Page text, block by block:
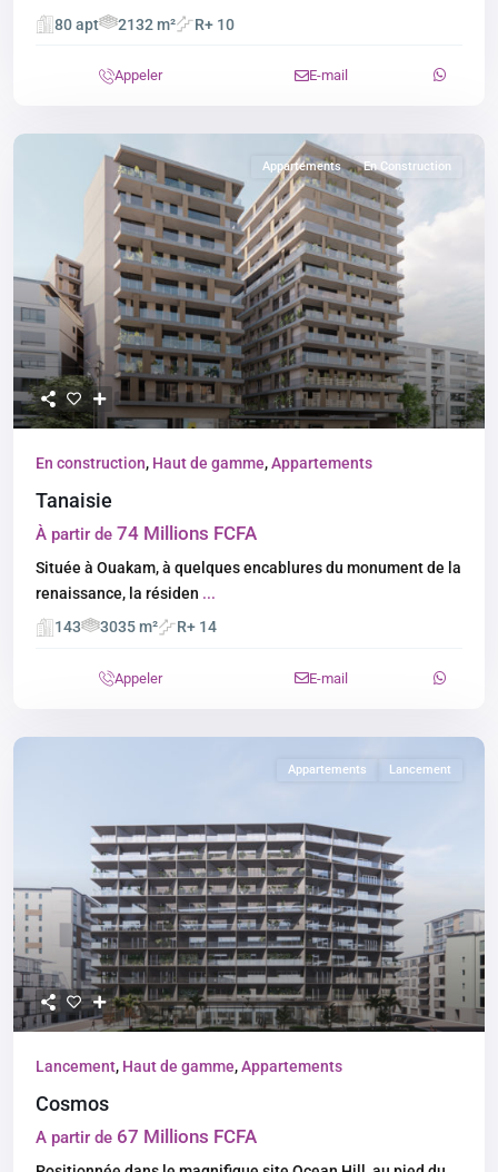
80 apt
2132 m² R+ 10
Appeler E-mail
Appartements En Construction
En construction, Haut de gamme,Appartements
Tanaisie
À partir de 74 Millions FCFA
Située à Ouakam, à quelques encablures du monument de la
renaissance, la résiden ...
143
3035 m² R+ 14
Appeler E-mail
Appartements Lancement
Lancement, Haut de gamme,Appartements
Cosmos
A partir de 67 Millions FCFA